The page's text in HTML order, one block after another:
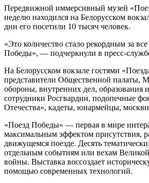
Передвижной иммерсивный музей
неделю находился на Белорусском
дни его посетили 10 тысяч человек.
«Это количество стало рекордным за
Победы», — подчеркнули в пресс-
На Белорусском вокзале гостями
представители Общественной палаты,
обороны, внутренних дел, образования
сотрудники Росгвардии, подопечные
Отечества», кадеты, юнармейцы,
«Поезд Победы» — первая в мире
максимальным эффектом присутствия,
движущемся поезде. Десять
отдельным событиям или вехам
войны. Выставка воссоздает
помощью современных технологий.